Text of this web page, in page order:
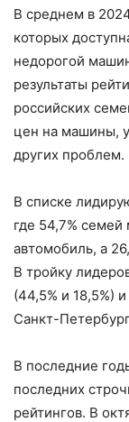
В среднем в
которых
недорогой
результаты
российских
цен на машины,
других проблем.
В списке
где 54,7% семей
автомобиль, а
В тройку
(44,5% и 18,5%)
Санкт-
В последние
последних
рейтингов. В